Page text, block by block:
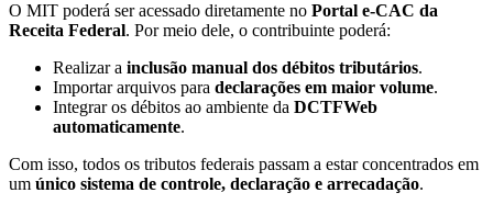
O MIT poderá ser acessado diretamente no Portal e-CAC da
Receita Federal. Por meio dele, o contribuinte poderá:
Realizar a inclusão manual dos débitos tributários.
Importar arquivos para declarações em maior volume.
Integrar os débitos ao ambiente da DCTFWeb
automaticamente.
Com isso, todos os tributos federais passam a estar concentrados em
um único sistema de controle, declaração e arrecadação.